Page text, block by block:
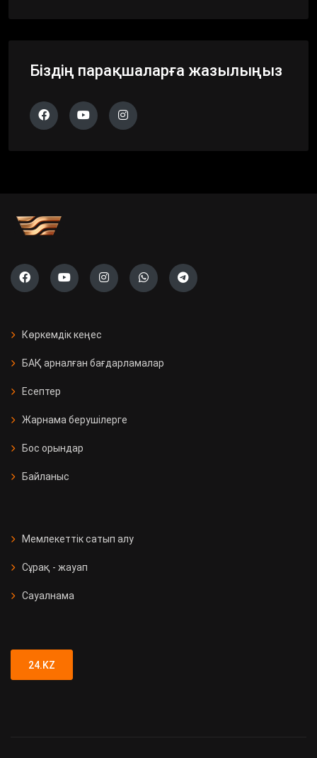
Біздің парақшаларға жазылыңыз
Көркемдік кеңес
БАҚ арналған бағдарламалар
Есептер
Жарнама берушілерге
Бос орындар
Байланыс
Мемлекеттік сатып алу
Сұрақ - жауап
Сауалнама
24.KZ